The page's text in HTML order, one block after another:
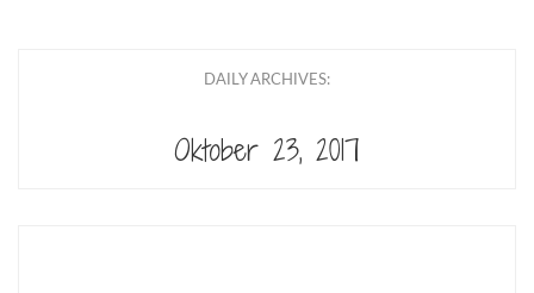
DAILY ARCHIVES:
Oktober 23, 2017